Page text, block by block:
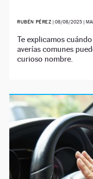
RUBÉN PÉREZ |08/08/2025 |
Te explicamos
averías comunes
curioso nombre.